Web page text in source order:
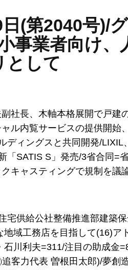
(第2040号)/
事業者向け
として
社長、木軸本格展開で戸建
ル内覧サービスの提供開始
ディングスと共同開発/LIXIL
「SATIS S」発売/3省合同=
キャスティングで規制を議
宅供給公社整備推進部建築
域工務店を目指して(16)ア
石川利夫=311/注目の助成金
客力代表 曽根田太郎)/夢創